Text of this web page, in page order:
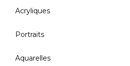
Acryliques
Portraits
Aquarelles